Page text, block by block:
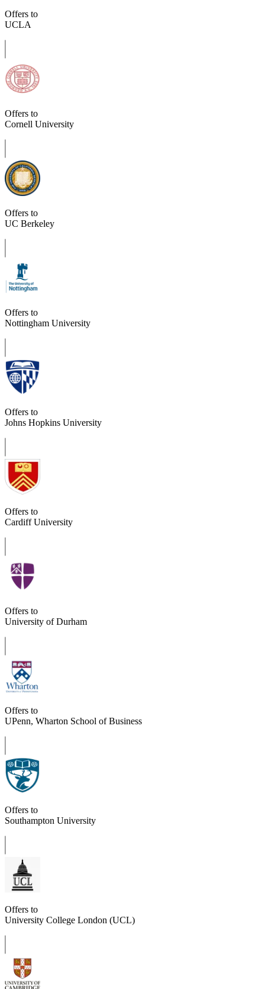
Offers to
UCLA
Offers to
Cornell University
Offers to
UC Berkeley
Offers to
Nottingham University
Offers to
Johns Hopkins University
Offers to
Cardiff University
Offers to
University of Durham
Offers to
UPenn, Wharton School of Business
Offers to
Southampton University
Offers to
University College London (UCL)